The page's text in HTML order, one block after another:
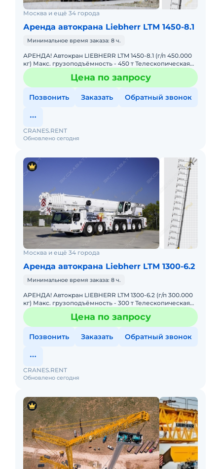
Москва и ещё 34 города
Аренда автокрана Liebherr LTM 1450-8.1
Минимальное время заказа: 8 ч.
АРЕНДА! Автокран LIEBHERR LTM 1450-8.1 (г/п 450.000
кг) Макс. грузоподъёмность - 450 т Телескопическая
стрела - 85 м Макс. высота подъёма - 132 м Макс. выл
Цена по запросу
Позвонить Заказать Обратный звонок
Обновлено сегодня
CRANES.RENT
Москва и ещё 34 города
Аренда автокрана Liebherr LTM 1300-6.2
Минимальное время заказа: 8 ч.
АРЕНДА! Автокран LIEBHERR LTM 1300-6.2 (г/п 300.000
кг) Макс. грузоподъёмность - 300 т Телескопическая
стрела - 78 м Макс. высота подъёма - 114 м Макс. выл
Цена по запросу
Позвонить Заказать Обратный звонок
Обновлено сегодня
CRANES.RENT